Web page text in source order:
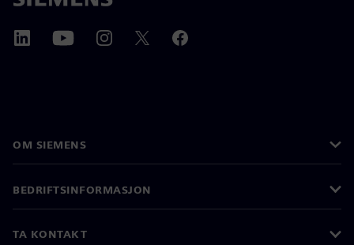
OM SIEMENS
BEDRIFTSINFORMASJON
TA KONTAKT